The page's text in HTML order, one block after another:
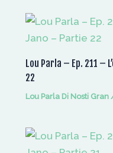
Lou Parla – Ep. 211 –
22
Lou Parla Di Nosti Gran